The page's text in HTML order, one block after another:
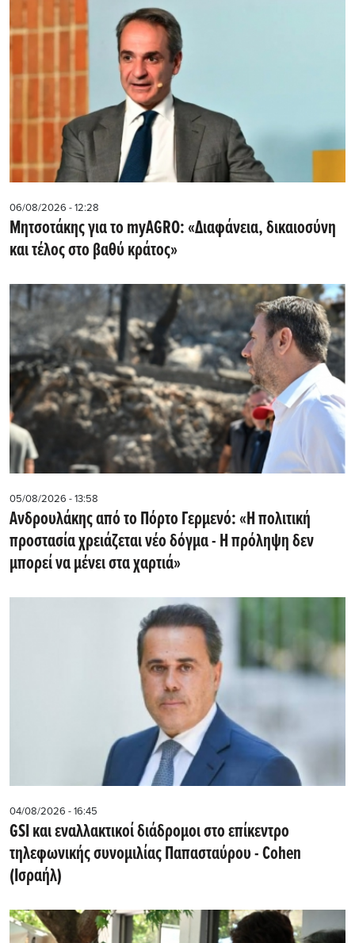
06/08/2026 - 12:28
Μητσοτάκης για το myAGRO: «Διαφάνεια, δικαιοσύνη
και τέλος στο βαθύ κράτος»
05/08/2026 - 13:58
Ανδρουλάκης από το Πόρτο Γερμενό: «Η πολιτική
προστασία χρειάζεται νέο δόγμα - Η πρόληψη δεν
μπορεί να μένει στα χαρτιά»
04/08/2026 - 16:45
GSI και εναλλακτικοί διάδρομοι στο επίκεντρο
τηλεφωνικής συνομιλίας Παπασταύρου - Cohen
(Ισραήλ)